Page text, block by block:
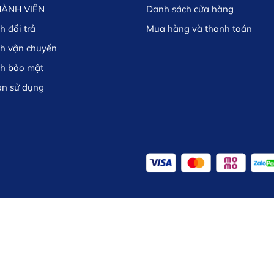
VIÊN
đổi trả
vận chuyển
bảo mật
sử dụng
Danh sách cửa hàng
Mua hàng và thanh toán